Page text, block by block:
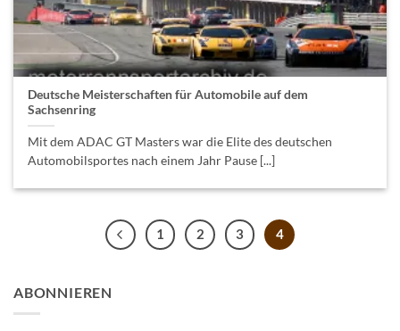
Deutsche Meisterschaften für Automobile auf dem
Sachsenring
Mit dem ADAC GT Masters war die Elite des deutschen
Automobilsportes nach einem Jahr Pause [...]
1 2 3 4
ABONNIEREN